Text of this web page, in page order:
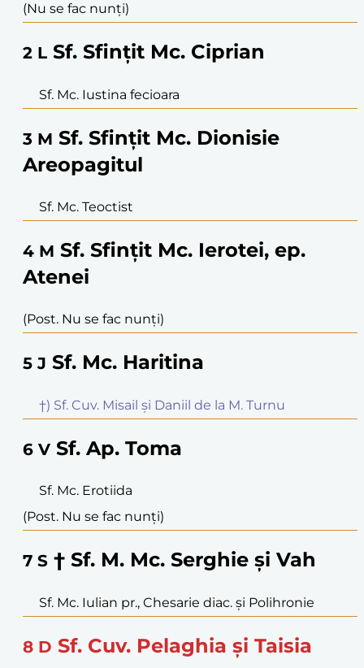
(Nu se fac nunți)
2 L Sf. Sfințit Mc. Ciprian
Sf. Mc. Iustina fecioara
3 M Sf. Sfințit Mc. Dionisie
Areopagitul
Sf. Mc. Teoctist
4 M Sf. Sfințit Mc. Ierotei, ep.
Atenei
(Post. Nu se fac nunți)
5 J Sf. Mc. Haritina
†) Sf. Cuv. Misail și Daniil de la M. Turnu
6 V Sf. Ap. Toma
Sf. Mc. Erotiida
(Post. Nu se fac nunți)
7 S † Sf. M. Mc. Serghie și Vah
Sf. Mc. Iulian pr., Chesarie diac. și Polihronie
8 D Sf. Cuv. Pelaghia și Taisia